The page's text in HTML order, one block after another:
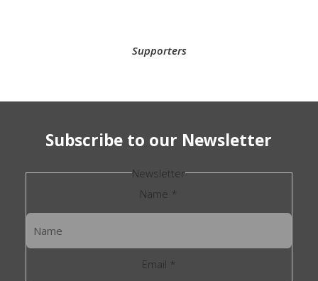
Supporters
Subscribe to our Newsletter
Newsletter
Name *
Email *